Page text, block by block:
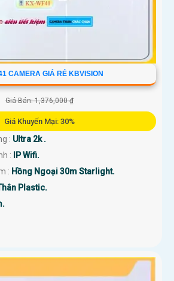
CAMERA GIÁ RẺ KBVISION
Giá Bán: 1,376,000 ₫
Giá Khuyến Mại: 30%
: Ultra 2k .
:
IP Wifi.
: Hồng Ngoại 30m Starlight.
Plastic.